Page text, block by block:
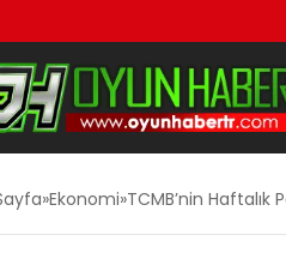
Ekonomi TCMB’nin Haftalık